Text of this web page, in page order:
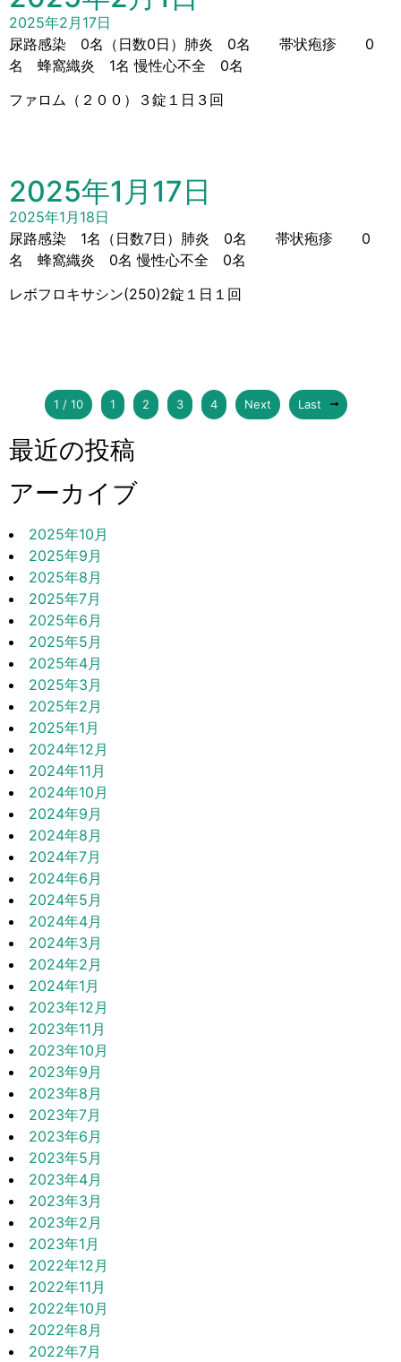
2025年2月17日
尿路感染 0名（日数0日）肺炎 0名 帯状疱疹 0
名 蜂窩織炎 1名 慢性心不全 0名
ファロム（２００）３錠１日３回
2025年1月17日
2025年1月18日
尿路感染 1名（日数7日）肺炎 0名 帯状疱疹 0
名 蜂窩織炎 0名 慢性心不全 0名
レボフロキサシン(250)2錠１日１回
1 / 10 1 2 3 4 Next Last
最近の投稿
アーカイブ
2025年10月
2025年9月
2025年8月
2025年7月
2025年6月
2025年5月
2025年4月
2025年3月
2025年2月
2025年1月
2024年12月
2024年11月
2024年10月
2024年9月
2024年8月
2024年7月
2024年6月
2024年5月
2024年4月
2024年3月
2024年2月
2024年1月
2023年12月
2023年11月
2023年10月
2023年9月
2023年8月
2023年7月
2023年6月
2023年5月
2023年4月
2023年3月
2023年2月
2023年1月
2022年12月
2022年11月
2022年10月
2022年8月
2022年7月